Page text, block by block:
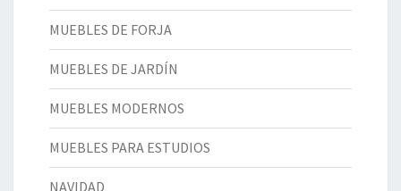
MUEBLES DE FORJA
MUEBLES DE JARDÍN
MUEBLES MODERNOS
MUEBLES PARA ESTUDIOS
NAVIDAD